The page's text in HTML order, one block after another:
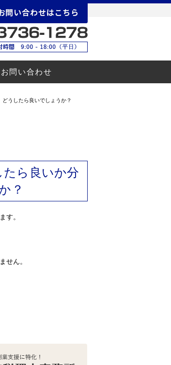
お問い合わせ
うしたら良いでしょうか？
ら良いか分
？
す。
せん。